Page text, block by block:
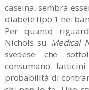
caseina, sembra
diabete tipo 1 nei
Per quanto
Nichols su Medical
svedese che
consumano
probabilità di